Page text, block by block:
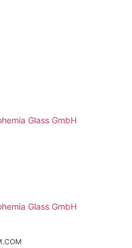
Glass GmbH
Glass GmbH